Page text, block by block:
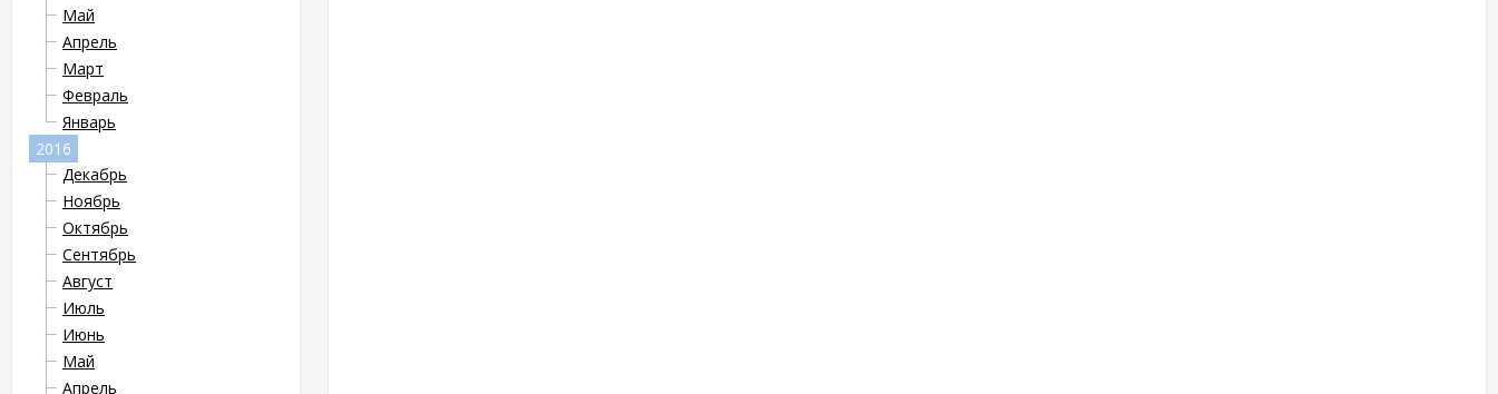
Май
Апрель
Март
Февраль
Январь
2016
Декабрь
Ноябрь
Октябрь
Сентябрь
Август
Июль
Июнь
Май
Апрель